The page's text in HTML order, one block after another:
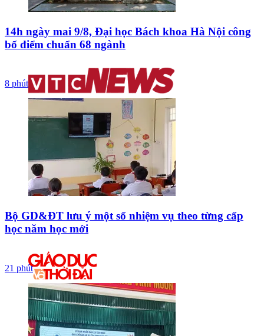
14h ngày mai 9/8, Đại học Bách khoa Hà Nội công
bố điểm chuẩn 68 ngành
8 phút
Bộ GD&ĐT lưu ý một số nhiệm vụ theo từng cấp
học năm học mới
21 phút